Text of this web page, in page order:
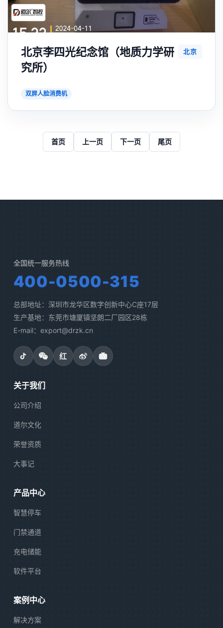
北京李四光纪念馆（地质力学研
究所）
北京
双屏人脸消费机
首页 上一页 下一页 尾页
全国统一服务热线
400-0500-315
总部地址：深圳市龙华区数字创新中心C座17层
生产基地：东莞市塘厦镇坚朗二厂园区28栋
E-mail：export@drzk.cn
红
关于我们
公司介绍
道尔文化
荣誉资质
大事记
产品中心
智慧停车
门禁通道
充电储能
软件平台
案例中心
解决方案